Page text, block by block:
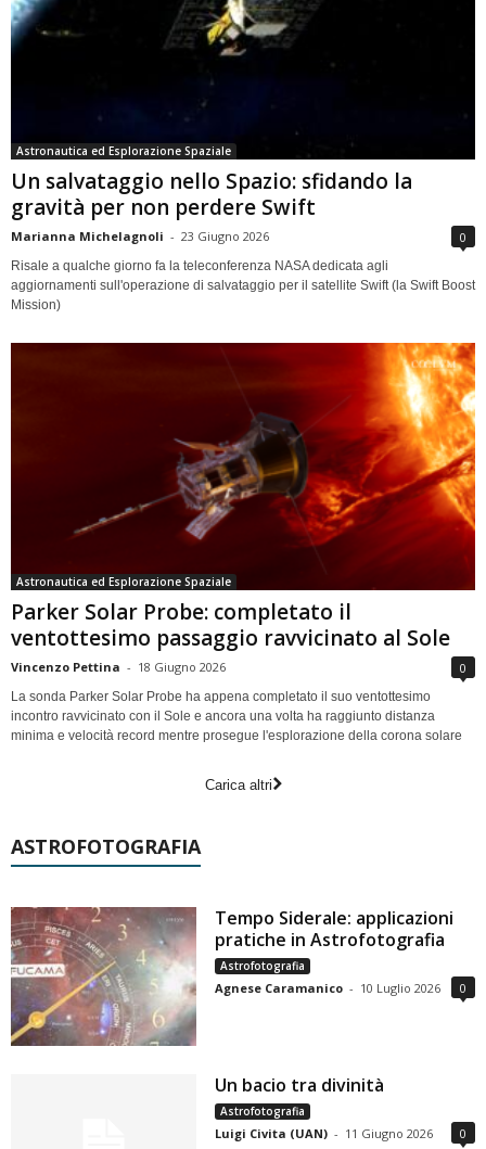
Astronautica ed Esplorazione Spaziale
Un salvataggio nello Spazio: sfidando la
gravità per non perdere Swift
Marianna Michelagnoli - 23 Giugno 2026 0
Risale a qualche giorno fa la teleconferenza NASA dedicata agli
aggiornamenti sull'operazione di salvataggio per il satellite Swift (la Swift Boost
Mission)
Astronautica ed Esplorazione Spaziale
Parker Solar Probe: completato il
ventottesimo passaggio ravvicinato al Sole
Vincenzo Pettina - 18 Giugno 2026 0
La sonda Parker Solar Probe ha appena completato il suo ventottesimo
incontro ravvicinato con il Sole e ancora una volta ha raggiunto distanza
minima e velocità record mentre prosegue l'esplorazione della corona solare
Carica altri
ASTROFOTOGRAFIA
Tempo Siderale: applicazioni
pratiche in Astrofotografia
Astrofotografia
Agnese Caramanico - 10 Luglio 2026 0
Un bacio tra divinità
Astrofotografia
Luigi Civita (UAN) - 11 Giugno 2026 0